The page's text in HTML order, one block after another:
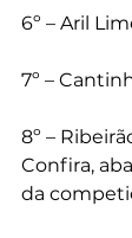
6º – Aril
7º –
8º –
Confira,
da